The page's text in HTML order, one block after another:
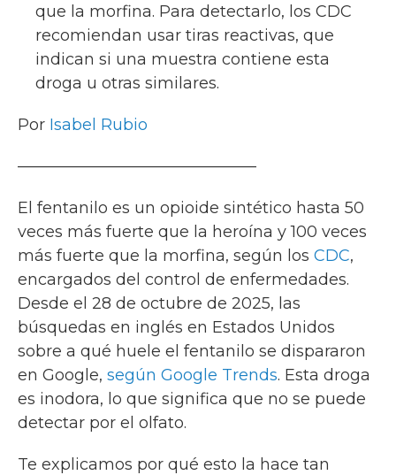
que la morfina. Para detectarlo, los CDC
recomiendan usar tiras reactivas, que
indican si una muestra contiene esta
droga u otras similares.
Por Isabel Rubio
———————————————
El fentanilo es un opioide sintético hasta 50
veces más fuerte que la heroína y 100 veces
más fuerte que la morfina, según los CDC,
encargados del control de enfermedades.
Desde el 28 de octubre de 2025, las
búsquedas en inglés en Estados Unidos
sobre a qué huele el fentanilo se dispararon
en Google, según Google Trends. Esta droga
es inodora, lo que significa que no se puede
detectar por el olfato.
Te explicamos por qué esto la hace tan